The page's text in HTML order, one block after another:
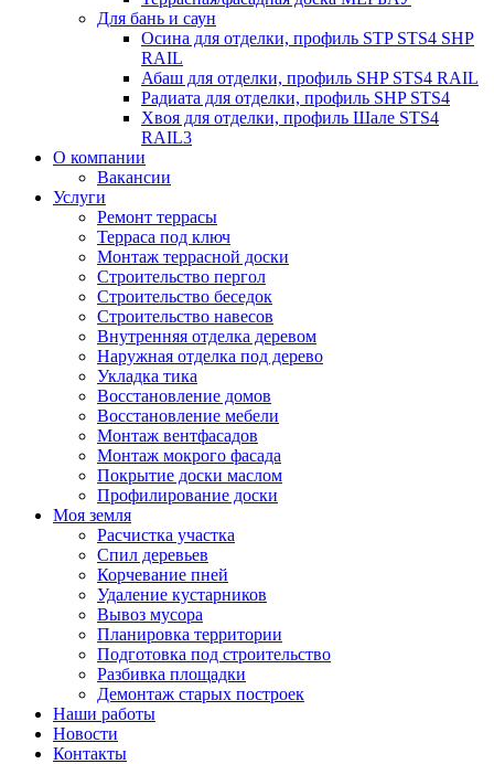
Для бань и саун
Осина для отделки, профиль STP STS4 SHP
RAIL
Абаш для отделки, профиль SHP STS4 RAIL
Радиата для отделки, профиль SHP STS4
Хвоя для отделки, профиль Шале STS4
RAIL3
О компании
Вакансии
Услуги
Ремонт террасы
Терраса под ключ
Монтаж террасной доски
Строительство пергол
Строительство беседок
Строительство навесов
Внутренняя отделка деревом
Наружная отделка под дерево
Укладка тика
Восстановление домов
Восстановление мебели
Монтаж вентфасадов
Монтаж мокрого фасада
Покрытие доски маслом
Профилирование доски
Моя земля
Расчистка участка
Спил деревьев
Корчевание пней
Удаление кустарников
Вывоз мусора
Планировка территории
Подготовка под строительство
Разбивка площадки
Демонтаж старых построек
Наши работы
Новости
Контакты